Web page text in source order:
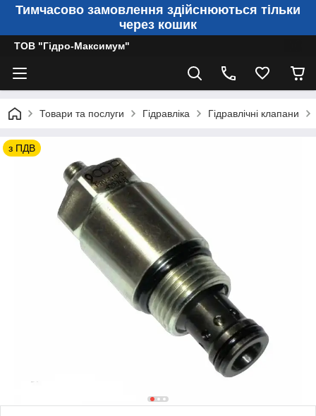
Тимчасово замовлення здійснюються тільки
через кошик
ТОВ "Гідро-Максимум"
Товари та послуги Гідравліка Гідравлічні клапани
з ПДВ